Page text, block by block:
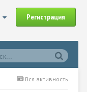
Регистрация
Вся активность